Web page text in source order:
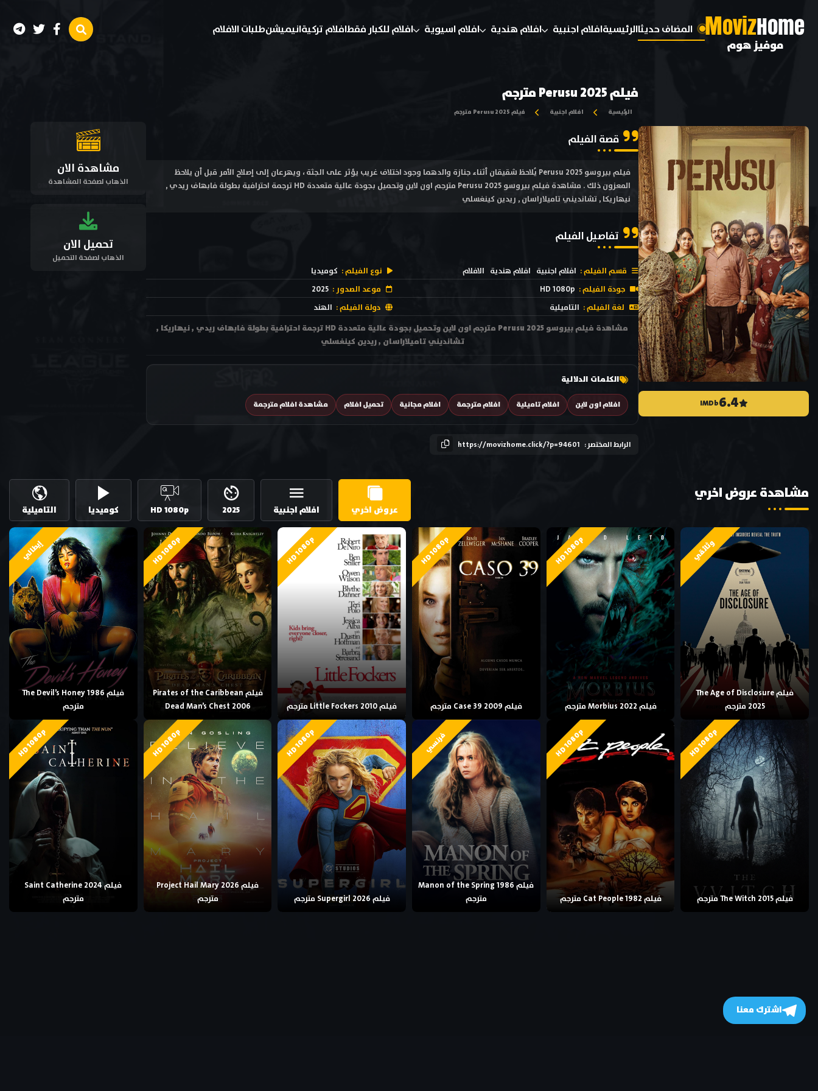
MovizHome
موفيز هوم
المضاف حديثاالرئيسيةافلام اجنبية افلام هندية افلام اسيوية افلام للكبار فقطافلام تركيةانيميشنطلبات الافلام
6.4
IMDb
فيلم Perusu 2025 مترجم
الرئيسية افلام اجنبية فيلم Perusu 2025 مترجم
قصة الفيلم
فيلم بيروسو Perusu 2025 يُلاحظ شقيقان أثناء جنازة والدهما وجود اختلاف غريب يؤثر على الجثة ، ويهرعان إلى إصلاح الأمر قبل أن يلاحظ
المعزون ذلك . مشاهدة فيلم بيروسو Perusu 2025 مترجم اون لاين وتحميل بجودة عالية متعددة HD ترجمة احترافية بطولة فابهاف ريدي ,
نيهاريكا , تشانديني تاميلاراسان , ريدين كينغسلي
تفاصيل الفيلم
قسم الفيلم : افلام اجنبية افلام هندية الافلام نوع الفيلم : كوميديا
جودة الفيلم : HD 1080p موعد الصدور : 2025
لغة الفيلم : التاميلية دولة الفيلم : الهند
مشاهدة فيلم بيروسو Perusu 2025 مترجم اون لاين وتحميل بجودة عالية متعددة HD ترجمة احترافية بطولة فابهاف ريدي , نيهاريكا ,
تشانديني تاميلاراسان , ريدين كينغسلي
الكلمات الدلالية
افلام اون لاين افلام تاميلية افلام مترجمة افلام مجانية تحميل افلام مشاهدة افلام مترجمة
الرابط المختصر : https://movizhome.click/?p=94601
مشاهدة الان
الذهاب لصفحة المشاهدة
تحميل الان
الذهاب لصفحة التحميل
مشاهدة عروض اخري
عروض اخري افلام اجنبية 2025
HD 1080p كوميديا التاميلية
وثائقي
فيلم The Age of Disclosure
2025 مترجم
HD 1080p
فيلم Morbius 2022 مترجم
HD 1080p
فيلم Case 39 2009 مترجم
HD 1080p
فيلم Little Fockers 2010 مترجم
HD 1080p
فيلم Pirates of the Caribbean
Dead Man’s Chest 2006
إيطالي
فيلم The Devil’s Honey 1986
مترجم
HD 1080p
فيلم The Witch 2015 مترجم
HD 1080p
فيلم Cat People 1982 مترجم
فرنسي
فيلم Manon of the Spring 1986
مترجم
HD 1080p
فيلم Supergirl 2026 مترجم
HD 1080p
فيلم Project Hail Mary 2026
مترجم
HD 1080p
فيلم Saint Catherine 2024
مترجم
اشترك معنا